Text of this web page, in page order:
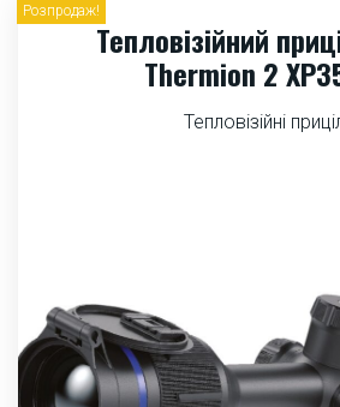
Розпродаж!
Тепловізійний
Thermion 2
Тепловізійні